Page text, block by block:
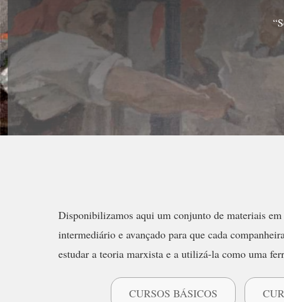
Disponibilizamos aqui um conjunto de materiais
intermediário e avançado para que cada
estudar a teoria marxista e a utilizá-la como uma
CURSOS BÁSICOS